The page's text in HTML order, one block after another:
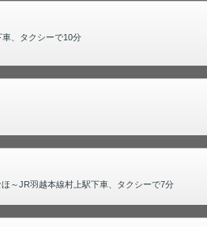
、タクシーで10分
～JR羽越本線村上駅下車、タクシーで7分